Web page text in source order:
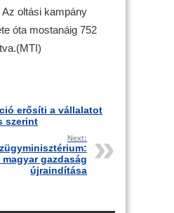
oltási kampány
óta mostanáig 752
erősíti a vállalatot
szerint
Next:
gazdaság
újraindítása